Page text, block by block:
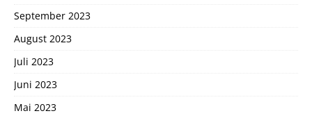
September 2023
August 2023
Juli 2023
Juni 2023
Mai 2023